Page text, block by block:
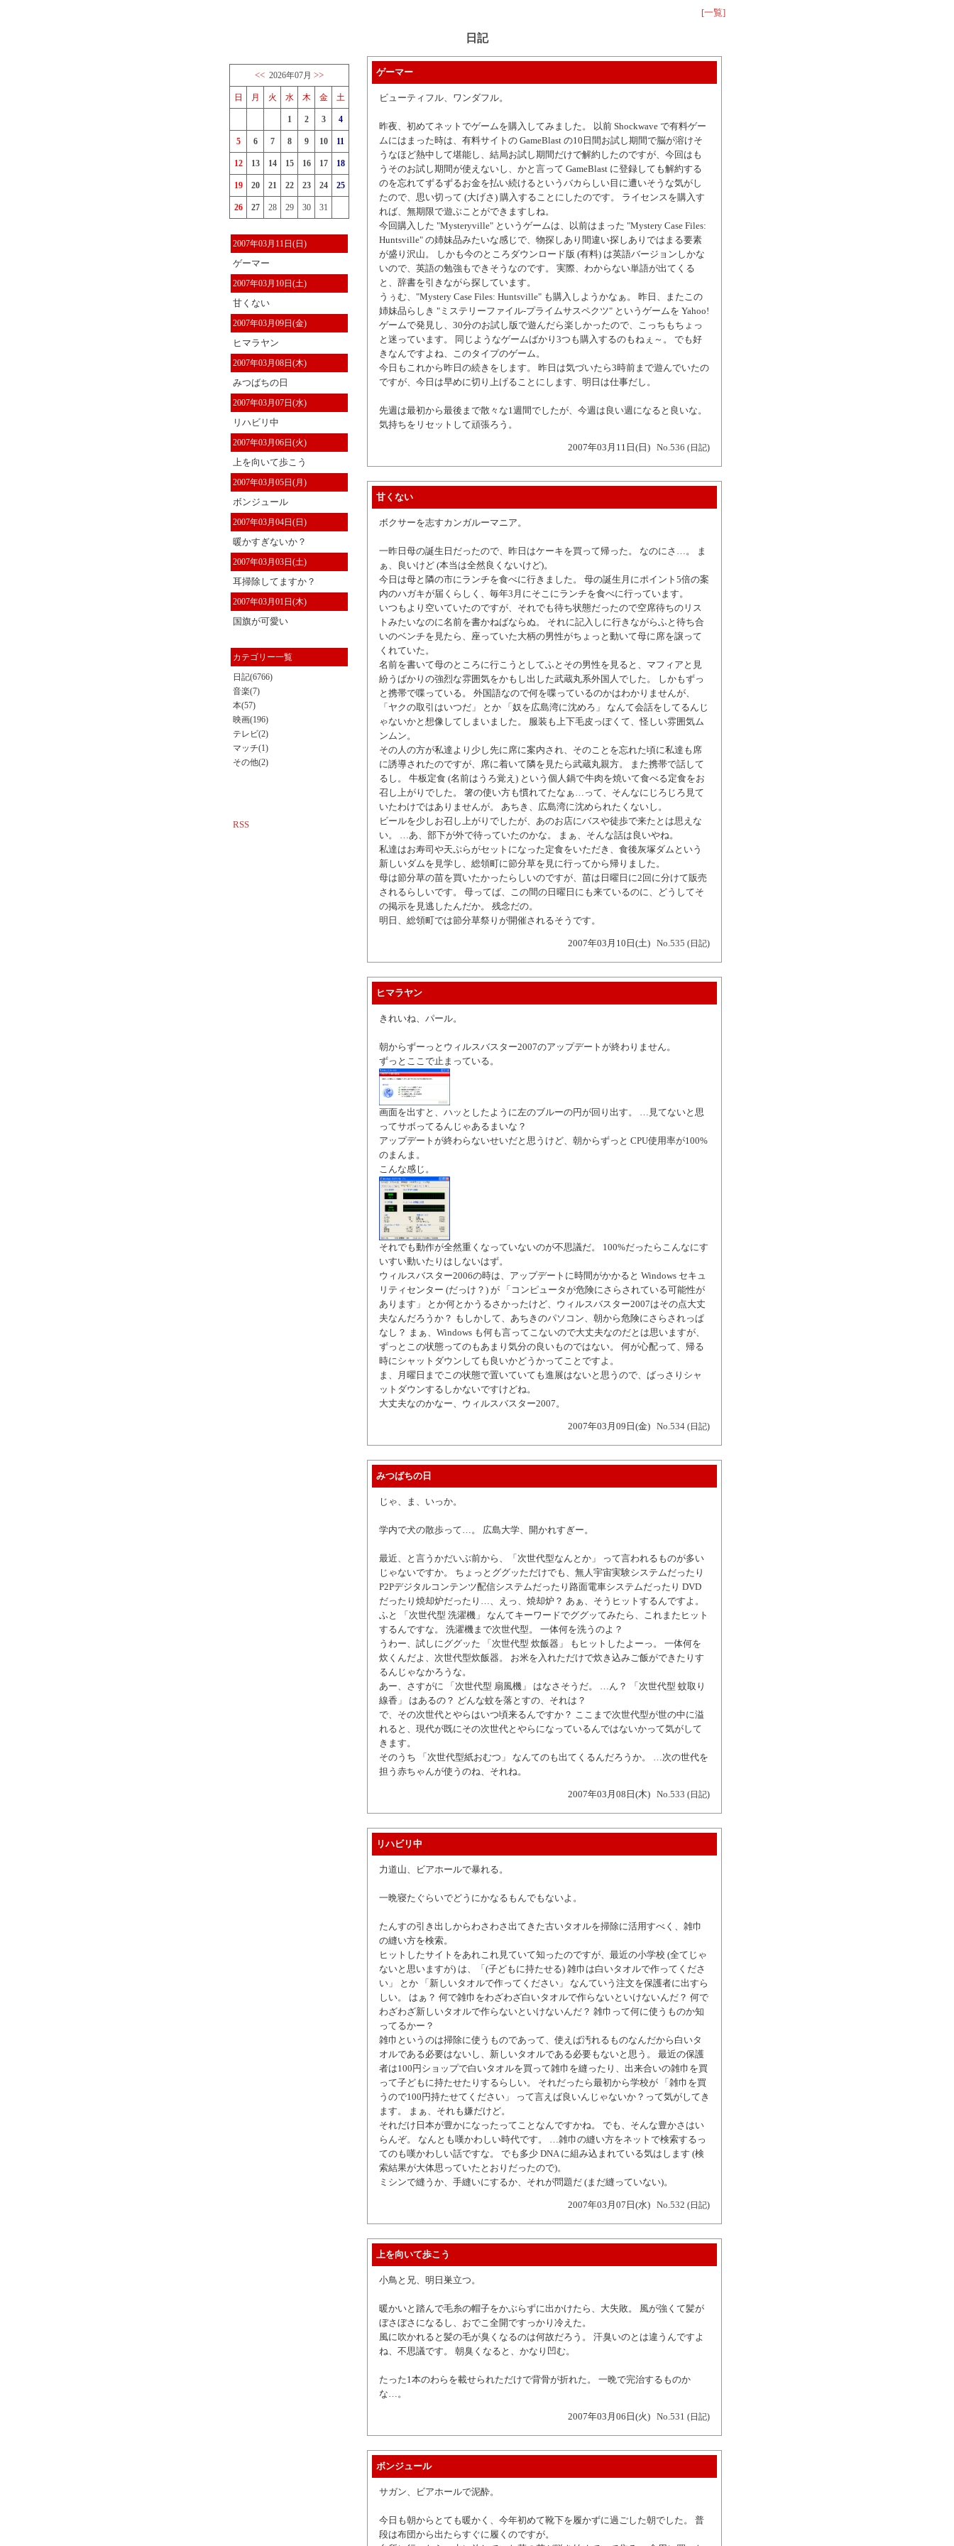
[一覧]
日記
<< 2026年07月 >>
日 月 火 水 木 金 土
1 2 3 4
5 6 7 8 9 10 11
12 13 14 15 16 17 18
19 20 21 22 23 24 25
26 27 28 29 30 31
2007年03月11日(日)
ゲーマー
2007年03月10日(土)
甘くない
2007年03月09日(金)
ヒマラヤン
2007年03月08日(木)
みつばちの日
2007年03月07日(水)
リハビリ中
2007年03月06日(火)
上を向いて歩こう
2007年03月05日(月)
ボンジュール
2007年03月04日(日)
暖かすぎないか？
2007年03月03日(土)
耳掃除してますか？
2007年03月01日(木)
国旗が可愛い
カテゴリー一覧
日記(6766)
音楽(7)
本(57)
映画(196)
テレビ(2)
マッチ(1)
その他(2)
RSS
ゲーマー
ビューティフル、ワンダフル。
昨夜、初めてネットでゲームを購入してみました。 以前 Shockwave で有料ゲー
ムにはまった時は、有料サイトの GameBlast の10日間お試し期間で脳が溶けそ
うなほど熱中して堪能し、結局お試し期間だけで解約したのですが、今回はも
うそのお試し期間が使えないし、かと言って GameBlast に登録しても解約する
のを忘れてずるずるお金を払い続けるというバカらしい目に遭いそうな気がし
たので、思い切って (大げさ) 購入することにしたのです。 ライセンスを購入す
れば、無期限で遊ぶことができますしね。
今回購入した "Mysteryville" というゲームは、以前はまった "Mystery Case Files:
Huntsville" の姉妹品みたいな感じで、物探しあり間違い探しありではまる要素
が盛り沢山。 しかも今のところダウンロード版 (有料) は英語バージョンしかな
いので、英語の勉強もできそうなのです。 実際、わからない単語が出てくる
と、辞書を引きながら探しています。
うぅむ、"Mystery Case Files: Huntsville" も購入しようかなぁ。 昨日、またこの
姉妹品らしき "ミステリーファイル-プライムサスペクツ" というゲームを Yahoo!
ゲームで発見し、30分のお試し版で遊んだら楽しかったので、こっちもちょっ
と迷っています。 同じようなゲームばかり3つも購入するのもねぇ～。 でも好
きなんですよね、このタイプのゲーム。
今日もこれから昨日の続きをします。 昨日は気づいたら3時前まで遊んでいたの
ですが、今日は早めに切り上げることにします、明日は仕事だし。
先週は最初から最後まで散々な1週間でしたが、今週は良い週になると良いな。
気持ちをリセットして頑張ろう。
2007年03月11日(日) No.536 (日記)
甘くない
ボクサーを志すカンガルーマニア。
一昨日母の誕生日だったので、昨日はケーキを買って帰った。 なのにさ…。 ま
ぁ、良いけど (本当は全然良くないけど)。
今日は母と隣の市にランチを食べに行きました。 母の誕生月にポイント5倍の案
内のハガキが届くらしく、毎年3月にそこにランチを食べに行っています。
いつもより空いていたのですが、それでも待ち状態だったので空席待ちのリス
トみたいなのに名前を書かねばならぬ。 それに記入しに行きながらふと待ち合
いのベンチを見たら、座っていた大柄の男性がちょっと動いて母に席を譲って
くれていた。
名前を書いて母のところに行こうとしてふとその男性を見ると、マフィアと見
紛うばかりの強烈な雰囲気をかもし出した武蔵丸系外国人でした。 しかもずっ
と携帯で喋っている。 外国語なので何を喋っているのかはわかりませんが、
「ヤクの取引はいつだ」 とか 「奴を広島湾に沈めろ」 なんて会話をしてるんじ
ゃないかと想像してしまいました。 服装も上下毛皮っぽくて、怪しい雰囲気ム
ンムン。
その人の方が私達より少し先に席に案内され、そのことを忘れた頃に私達も席
に誘導されたのですが、席に着いて隣を見たら武蔵丸親方。 また携帯で話して
るし。 牛板定食 (名前はうろ覚え) という個人鍋で牛肉を焼いて食べる定食をお
召し上がりでした。 箸の使い方も慣れてたなぁ…って、そんなにじろじろ見て
いたわけではありませんが。 あちき、広島湾に沈められたくないし。
ビールを少しお召し上がりでしたが、あのお店にバスや徒歩で来たとは思えな
い。 …あ、部下が外で待っていたのかな。 まぁ、そんな話は良いやね。
私達はお寿司や天ぷらがセットになった定食をいただき、食後灰塚ダムという
新しいダムを見学し、総領町に節分草を見に行ってから帰りました。
母は節分草の苗を買いたかったらしいのですが、苗は日曜日に2回に分けて販売
されるらしいです。 母ってば、この間の日曜日にも来ているのに、どうしてそ
の掲示を見逃したんだか。 残念だの。
明日、総領町では節分草祭りが開催されるそうです。
2007年03月10日(土) No.535 (日記)
ヒマラヤン
きれいね、パール。
朝からずーっとウィルスバスター2007のアップデートが終わりません。
ずっとここで止まっている。
画面を出すと、ハッとしたように左のブルーの円が回り出す。 …見てないと思
ってサボってるんじゃあるまいな？
アップデートが終わらないせいだと思うけど、朝からずっと CPU使用率が100%
のまんま。
こんな感じ。
それでも動作が全然重くなっていないのが不思議だ。 100%だったらこんなにす
いすい動いたりはしないはず。
ウィルスバスター2006の時は、アップデートに時間がかかると Windows セキュ
リティセンター (だっけ？) が 「コンピュータが危険にさらされている可能性が
あります」 とか何とかうるさかったけど、ウィルスバスター2007はその点大丈
夫なんだろうか？ もしかして、あちきのパソコン、朝から危険にさらされっぱ
なし？ まぁ、Windows も何も言ってこないので大丈夫なのだとは思いますが、
ずっとこの状態ってのもあまり気分の良いものではない。 何が心配って、帰る
時にシャットダウンしても良いかどうかってことですよ。
ま、月曜日までこの状態で置いていても進展はないと思うので、ばっさりシャ
ットダウンするしかないですけどね。
大丈夫なのかなー、ウィルスバスター2007。
2007年03月09日(金) No.534 (日記)
みつばちの日
じゃ、ま、いっか。
学内で犬の散歩って…。 広島大学、開かれすぎー。
最近、と言うかだいぶ前から、「次世代型なんとか」 って言われるものが多い
じゃないですか。 ちょっとググッただけでも、無人宇宙実験システムだったり
P2Pデジタルコンテンツ配信システムだったり路面電車システムだったり DVD
だったり焼却炉だったり…、えっ、焼却炉？ あぁ、そうヒットするんですよ。
ふと 「次世代型 洗濯機」 なんてキーワードでググッてみたら、これまたヒット
するんですな。 洗濯機まで次世代型。 一体何を洗うのよ？
うわー、試しにググッた 「次世代型 炊飯器」 もヒットしたよーっ。 一体何を
炊くんだよ、次世代型炊飯器。 お米を入れただけで炊き込みご飯ができたりす
るんじゃなかろうな。
あー、さすがに 「次世代型 扇風機」 はなさそうだ。 …ん？ 「次世代型 蚊取り
線香」 はあるの？ どんな蚊を落とすの、それは？
で、その次世代とやらはいつ頃来るんですか？ ここまで次世代型が世の中に溢
れると、現代が既にその次世代とやらになっているんではないかって気がして
きます。
そのうち 「次世代型紙おむつ」 なんてのも出てくるんだろうか。 …次の世代を
担う赤ちゃんが使うのね、それね。
2007年03月08日(木) No.533 (日記)
リハビリ中
力道山、ビアホールで暴れる。
一晩寝たぐらいでどうにかなるもんでもないよ。
たんすの引き出しからわさわさ出てきた古いタオルを掃除に活用すべく、雑巾
の縫い方を検索。
ヒットしたサイトをあれこれ見ていて知ったのですが、最近の小学校 (全てじゃ
ないと思いますが) は、「(子どもに持たせる) 雑巾は白いタオルで作ってくださ
い」 とか 「新しいタオルで作ってください」 なんていう注文を保護者に出すら
しい。 はぁ？ 何で雑巾をわざわざ白いタオルで作らないといけないんだ？ 何で
わざわざ新しいタオルで作らないといけないんだ？ 雑巾って何に使うものか知
ってるかー？
雑巾というのは掃除に使うものであって、使えば汚れるものなんだから白いタ
オルである必要はないし、新しいタオルである必要もないと思う。 最近の保護
者は100円ショップで白いタオルを買って雑巾を縫ったり、出来合いの雑巾を買
って子どもに持たせたりするらしい。 それだったら最初から学校が 「雑巾を買
うので100円持たせてください」 って言えば良いんじゃないか？って気がしてき
ます。 まぁ、それも嫌だけど。
それだけ日本が豊かになったってことなんですかね。 でも、そんな豊かさはい
らんぞ。 なんとも嘆かわしい時代です。 …雑巾の縫い方をネットで検索するっ
てのも嘆かわしい話ですな。 でも多少 DNA に組み込まれている気はします (検
索結果が大体思っていたとおりだったので)。
ミシンで縫うか、手縫いにするか、それが問題だ (まだ縫っていない)。
2007年03月07日(水) No.532 (日記)
上を向いて歩こう
小鳥と兄、明日巣立つ。
暖かいと踏んで毛糸の帽子をかぶらずに出かけたら、大失敗。 風が強くて髪が
ぼさぼさになるし、おでこ全開ですっかり冷えた。
風に吹かれると髪の毛が臭くなるのは何故だろう。 汗臭いのとは違うんですよ
ね、不思議です。 朝臭くなると、かなり凹む。
たった1本のわらを載せられただけで背骨が折れた。 一晩で完治するものか
な…。
2007年03月06日(火) No.531 (日記)
ボンジュール
サガン、ビアホールで泥酔。
今日も朝からとても暖かく、今年初めて靴下を履かずに過ごした朝でした。 普
段は布団から出たらすぐに履くのですが。